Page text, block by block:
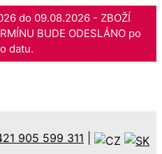
do 09.08.2026 - ZBOŽÍ
BUDE ODESLÁNO po
datu.
905 599 311